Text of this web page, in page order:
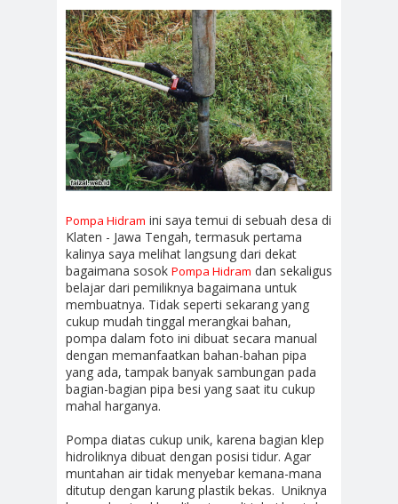
Pompa Hidram ini saya temui di sebuah desa di
Klaten - Jawa Tengah, termasuk pertama
kalinya saya melihat langsung dari dekat
bagaimana sosok Pompa Hidram dan sekaligus
belajar dari pemiliknya bagaimana untuk
membuatnya. Tidak seperti sekarang yang
cukup mudah tinggal merangkai bahan,
pompa dalam foto ini dibuat secara manual
dengan memanfaatkan bahan-bahan pipa
yang ada, tampak banyak sambungan pada
bagian-bagian pipa besi yang saat itu cukup
mahal harganya.
Pompa diatas cukup unik, karena bagian klep
hidroliknya dibuat dengan posisi tidur. Agar
muntahan air tidak menyebar kemana-mana
ditutup dengan karung plastik bekas. Uniknya